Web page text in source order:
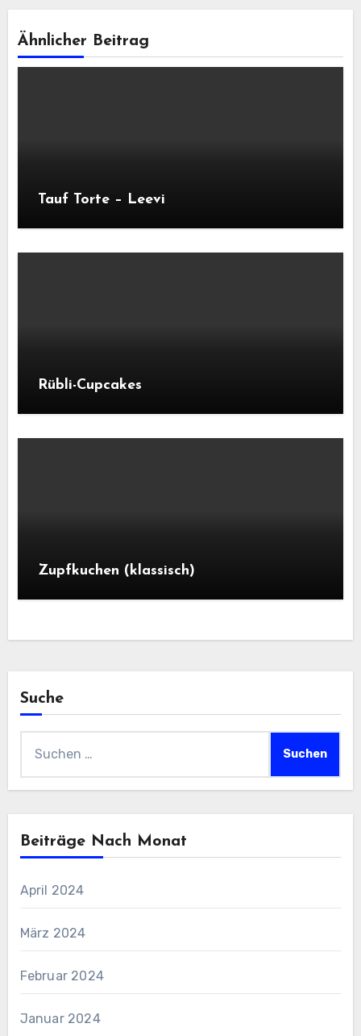
Ähnlicher Beitrag
Tauf Torte – Leevi
Rübli-Cupcakes
Zupfkuchen (klassisch)
Suche
nach:
Beiträge Nach Monat
April 2024
März 2024
Februar 2024
Januar 2024